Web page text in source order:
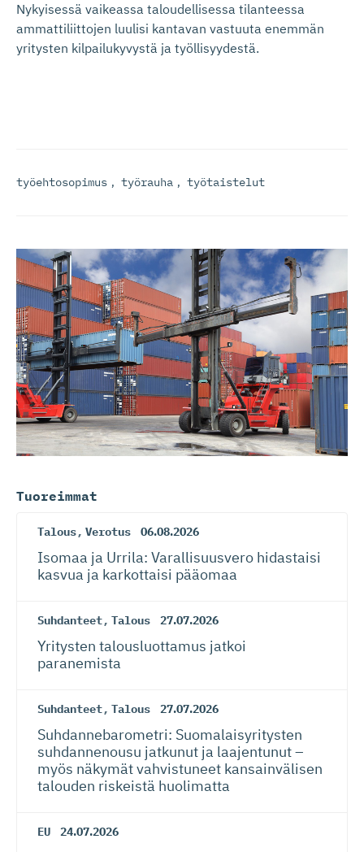
Nykyisessä vaikeassa taloudellisessa tilanteessa
ammattiliittojen luulisi kantavan vastuuta enemmän
yritysten kilpailukyvystä ja työllisyydestä.
työehtosopimus , työrauha , työtaistelut
Tuoreimmat
Talous, Verotus 06.08.2026
Isomaa ja Urrila: Varallisuusvero hidastaisi
kasvua ja karkottaisi pääomaa
Suhdanteet, Talous 27.07.2026
Yritysten talousluottamus jatkoi
paranemista
Suhdanteet, Talous 27.07.2026
Suhdanneba­ro­metri: Suomalaisy­ri­tysten
suhdannenousu jatkunut ja laajentunut –
myös näkymät vahvistuneet kansainvälisen
talouden riskeistä huolimatta
EU 24.07.2026